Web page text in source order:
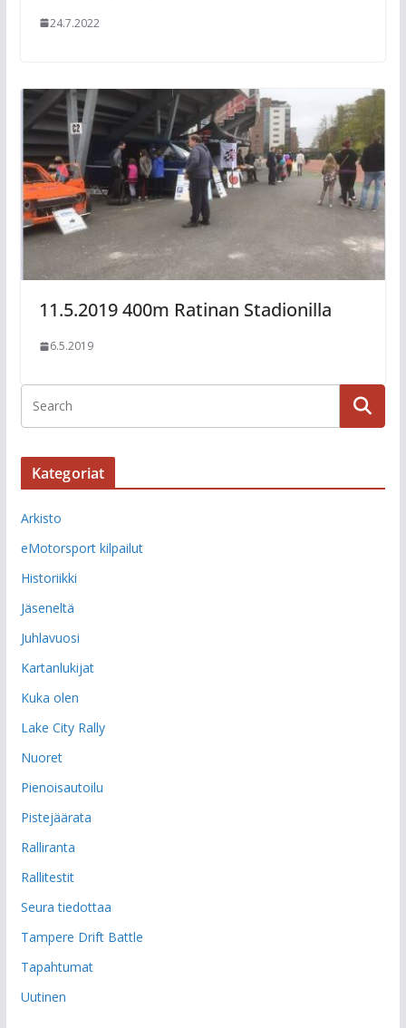
24.7.2022
11.5.2019 400m Ratinan Stadionilla
6.5.2019
Kategoriat
Arkisto
eMotorsport kilpailut
Historiikki
Jäseneltä
Juhlavuosi
Kartanlukijat
Kuka olen
Lake City Rally
Nuoret
Pienoisautoilu
Pistejäärata
Ralliranta
Rallitestit
Seura tiedottaa
Tampere Drift Battle
Tapahtumat
Uutinen